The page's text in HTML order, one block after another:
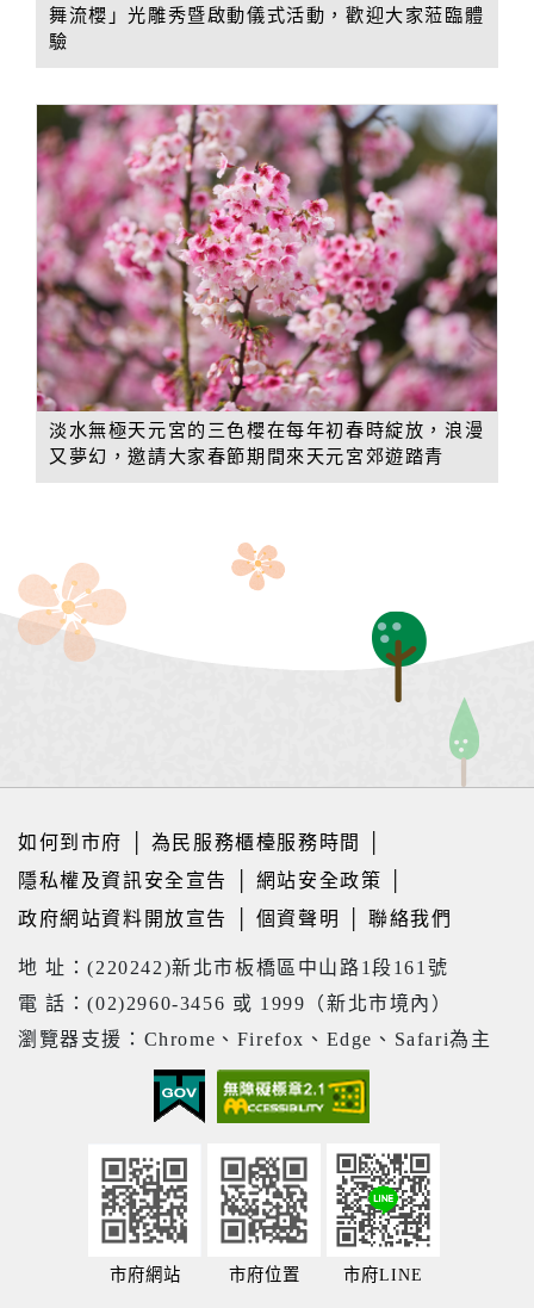
舞流櫻」光雕秀暨啟動儀式活動，歡迎大家蒞臨體
驗
淡水無極天元宮的三色櫻在每年初春時綻放，浪漫
又夢幻，邀請大家春節期間來天元宮郊遊踏青
如何到市府 為民服務櫃檯服務時間
隱私權及資訊安全宣告
網站安全政策
政府網站資料開放宣告
個資聲明 │聯絡我們
地 址：(220242)新北市板橋區中山路1段161號
電 話：(02)2960-3456 或 1999（新北市境內）
瀏覽器支援：Chrome、Firefox、Edge、Safari為主
市府網站 市府位置 市府LINE